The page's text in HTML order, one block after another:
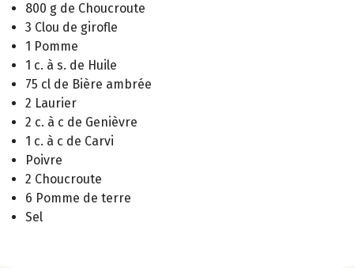
800 g de Choucroute
3 Clou de girofle
1 Pomme
1 c. à s. de Huile
75 cl de Bière ambrée
2 Laurier
2 c. à c de Genièvre
1 c. à c de Carvi
Poivre
2 Choucroute
6 Pomme de terre
Sel